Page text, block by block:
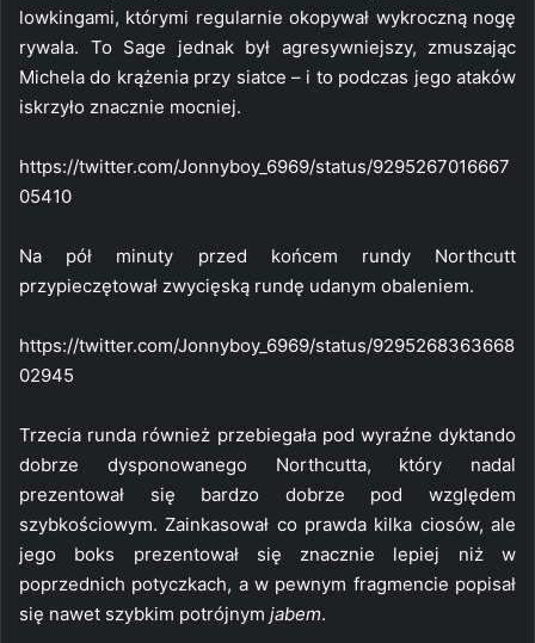
lowkingami, którymi regularnie okopywał wykroczną nogę
rywala. To Sage jednak był agresywniejszy, zmuszając
Michela do krążenia przy siatce – i to podczas jego ataków
iskrzyło znacznie mocniej.
https://twitter.com/Jonnyboy_6969/status/9295267016667
05410
Na pół minuty przed końcem rundy Northcutt
przypieczętował zwycięską rundę udanym obaleniem.
https://twitter.com/Jonnyboy_6969/status/9295268363668
02945
Trzecia runda również przebiegała pod wyraźne dyktando
dobrze dysponowanego Northcutta, który nadal
prezentował się bardzo dobrze pod względem
szybkościowym. Zainkasował co prawda kilka ciosów, ale
jego boks prezentował się znacznie lepiej niż w
poprzednich potyczkach, a w pewnym fragmencie popisał
się nawet szybkim potrójnym jabem.